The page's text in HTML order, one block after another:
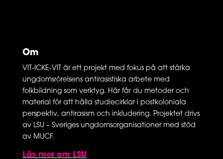
Om
VIT-ICKE-VIT är ett projekt med fokus på att stärka
ungdomsrörelsens antirasistiska arbete med
folkbildning som verktyg. Här får du metoder och
material för att hålla studiecirklar i postkoloniala
perspektiv, antirasism och inkludering. Projektet drivs
av LSU – Sveriges ungdomsorganisationer med stöd
av MUCF.
Läs mer om LSU